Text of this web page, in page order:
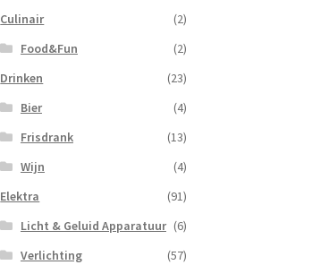
Culinair
(2)
Food&Fun
(2)
Drinken
(23)
Bier
(4)
Frisdrank
(13)
Wijn
(4)
Elektra
(91)
Licht & Geluid Apparatuur (6)
Verlichting
(57)